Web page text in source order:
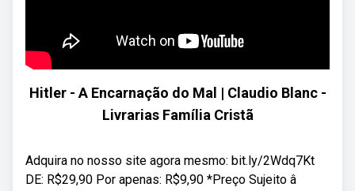
Hitler - A Encarnação do Mal | Claudio Blanc -
Livrarias Família Cristã
Adquira no nosso site agora mesmo: bit.ly/2Wdq7Kt
DE: R$29,90 Por apenas: R$9,90 *Preço Sujeito â